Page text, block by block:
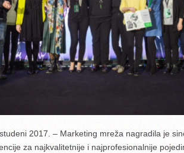
2017. – Marketing mreža nagradila je
za najkvalitetnije i najprofesionalnije